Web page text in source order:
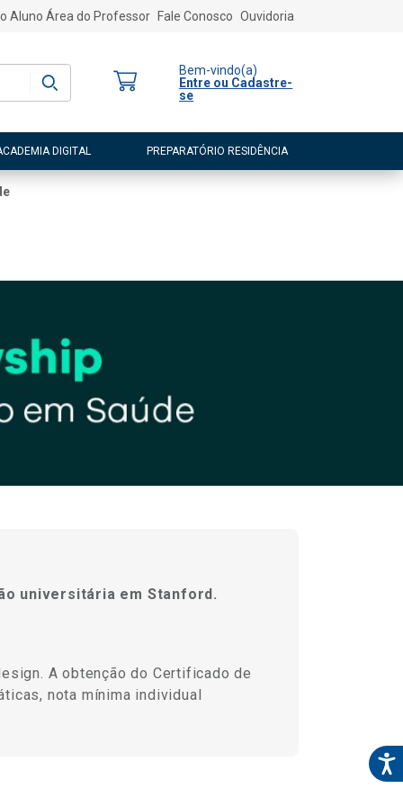
Aluno Área do Professor Fale Conosco Ouvidoria
Bem-vindo(a)
Entre ou Cadastre-
se
DIGITAL PREPARATÓRIO RESIDÊNCIA
universitária em Stanford.
A obtenção do Certificado de
nota mínima individual